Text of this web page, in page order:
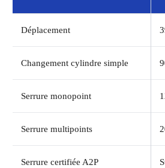
Déplacement
Changement cylindre simple
Serrure monopoint
Serrure multipoints
Serrure certifiée A2P